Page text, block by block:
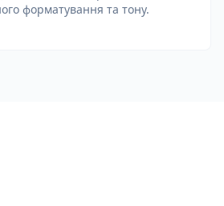
форматування та тону.